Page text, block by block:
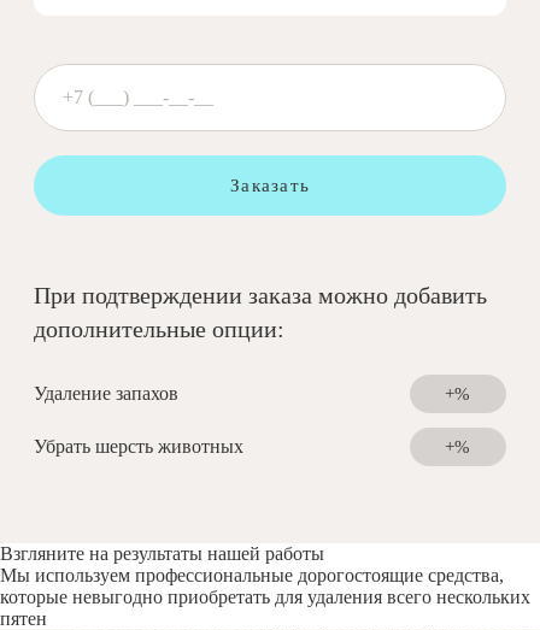
Заказать
При подтверждении заказа можно добавить
дополнительные опции:
Удаление запахов +%
Убрать шерсть животных +%
Взгляните на результаты нашей работы
Мы используем профессиональные дорогостоящие средства,
которые невыгодно приобретать для удаления всего нескольких
пятен